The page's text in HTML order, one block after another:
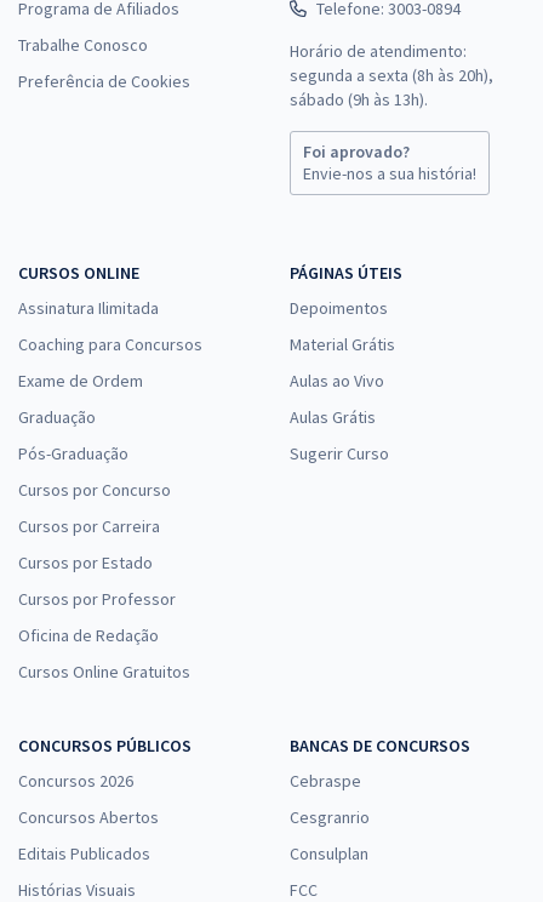
Programa de Afiliados
Trabalhe Conosco
Preferência de Cookies
Telefone: 3003-0894
Horário de atendimento:
segunda a sexta (8h às 20h),
sábado (9h às 13h).
Foi aprovado?
Envie-nos a sua história!
CURSOS ONLINE
Assinatura Ilimitada
Coaching para Concursos
Exame de Ordem
Graduação
Pós-Graduação
Cursos por Concurso
Cursos por Carreira
Cursos por Estado
Cursos por Professor
Oficina de Redação
Cursos Online Gratuitos
PÁGINAS ÚTEIS
Depoimentos
Material Grátis
Aulas ao Vivo
Aulas Grátis
Sugerir Curso
CONCURSOS PÚBLICOS
Concursos 2026
Concursos Abertos
Editais Publicados
Histórias Visuais
BANCAS DE CONCURSOS
Cebraspe
Cesgranrio
Consulplan
FCC